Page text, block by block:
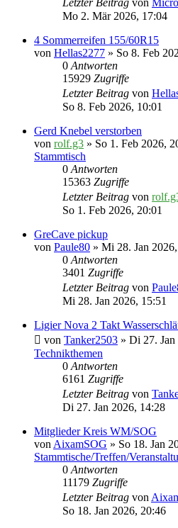
Letzter Beitrag von
Mo 2. Mär 2026, 17:04
4 Sommerreifen 155/60R15
von Hellas2277 » So 8. Feb
0Antworten
15929 Zugriffe
Letzter Beitrag von
So 8. Feb 2026, 10:01
Gerd Knebel verstorben
von rolf.g3 » So 1. Feb 2026,
Stammtisch
0Antworten
15363 Zugriffe
Letzter Beitrag von
So 1. Feb 2026, 20:01
GreCave pickup
von Paule80 » Mi 28. Jan
0Antworten
3401 Zugriffe
Letzter Beitrag von
Mi 28. Jan 2026, 15:51
Ligier Nova 2 Takt
von Tanker2503 » Di 27.
Technikthemen
0Antworten
6161 Zugriffe
Letzter Beitrag von
Di 27. Jan 2026, 14:28
Mitglieder Kreis WM/SOG
vonAixamSOG » So 18. Jan
Stammtische/Treffen/
0Antworten
11179 Zugriffe
Letzter Beitrag von
So 18. Jan 2026, 20:46